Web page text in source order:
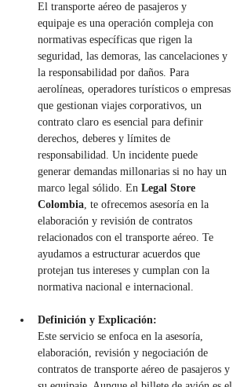
El transporte aéreo de pasajeros y
equipaje es una operación compleja con
normativas específicas que rigen la
seguridad, las demoras, las cancelaciones y
la responsabilidad por daños. Para
aerolíneas, operadores turísticos o empresas
que gestionan viajes corporativos, un
contrato claro es esencial para definir
derechos, deberes y límites de
responsabilidad. Un incidente puede
generar demandas millonarias si no hay un
marco legal sólido. En Legal Store
Colombia, te ofrecemos asesoría en la
elaboración y revisión de contratos
relacionados con el transporte aéreo. Te
ayudamos a estructurar acuerdos que
protejan tus intereses y cumplan con la
normativa nacional e internacional.
Definición y Explicación:
Este servicio se enfoca en la asesoría,
elaboración, revisión y negociación de
contratos de transporte aéreo de pasajeros y